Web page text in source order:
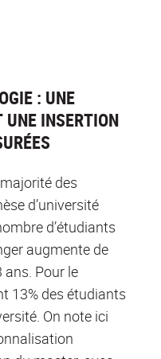
: UNE
UNE INSERTION
des
d’université
d’étudiants
augmente de
Pour le
13% des étudiants
On note ici